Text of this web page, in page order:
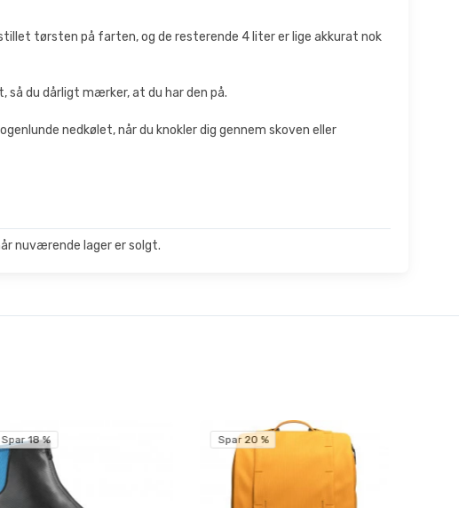
tørsten på farten, og de resterende 4 liter er lige akkurat nok
du dårligt mærker, at du har den på.
nedkølet, når du knokler dig gennem skoven eller
nuværende lager er solgt.
Spar 18 % Spar 20 %